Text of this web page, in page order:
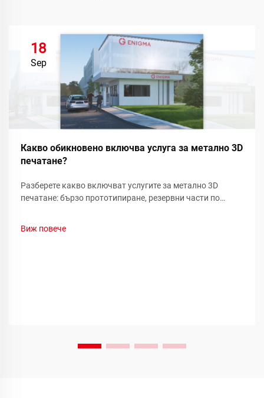
18
Sep
Какво обикновено включва услуга за метално 3D
печатане?
Разберете какво включват услугите за метално 3D
печатане: бързо прототипиране, резервни части по
Виж повече